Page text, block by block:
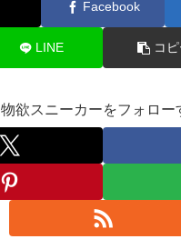
Facebook
LINE コ
物欲スニーカーをフォロー